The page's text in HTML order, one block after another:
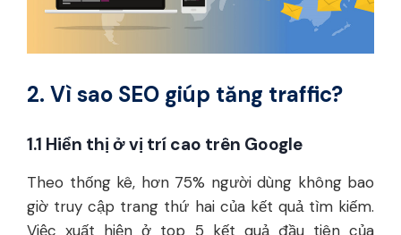
2. Vì sao SEO giúp tăng traffic?
1.1 Hiển thị ở vị trí cao trên Google
Theo thống kê, hơn 75% người dùng không bao
giờ truy cập trang thứ hai của kết quả tìm kiếm.
Việc xuất hiện ở top 5 kết quả đầu tiên của